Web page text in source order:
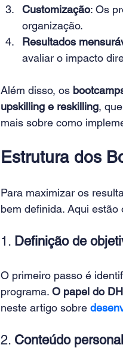
Customização: Os
organização.
Resultados
avaliar o impacto
Além disso, os
upskilling e reskilling,
mais sobre como
Estrutura dos
Para maximizar os
bem definida. Aqui
1. Definição de
O primeiro passo é
programa. O papel do
neste artigo sobre
2. Conteúdo